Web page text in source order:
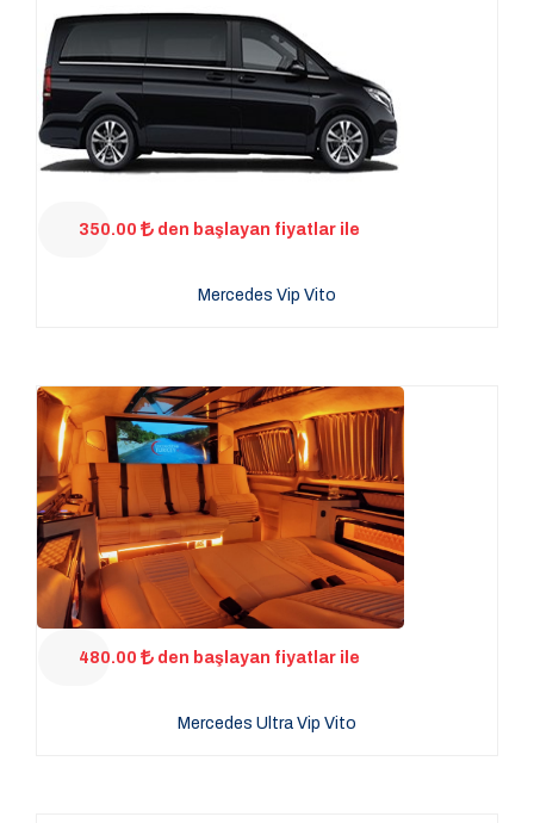
350.00 den başlayan fiyatlar ile
Mercedes Vip Vito
480.00 den başlayan fiyatlar ile
Mercedes Ultra Vip Vito